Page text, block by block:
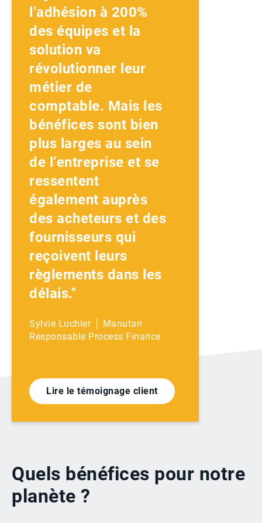
l’adhésion à 200%
des équipes et la
solution va
révolutionner leur
métier de
comptable. Mais les
bénéfices sont bien
plus larges au sein
de l’entreprise et se
ressentent
également auprès
des acheteurs et des
fournisseurs qui
reçoivent leurs
règlements dans les
délais."
Sylvie Luchier │ Manutan
Responsable Process Finance
Lire le témoignage client
Quels bénéfices pour notre
planète ?